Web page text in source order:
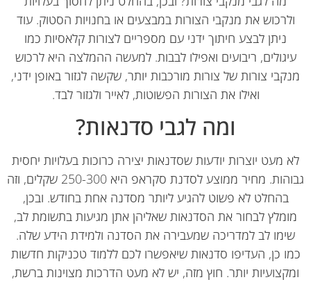
את מנקבי הצורות במבצעים או בחנויות הסטוק. עוד
ניתן לבצע חיתוך ידני עם מספריים לצורות קלאסיות כמו
ריבועים ואפילו לבבות. למעשה ההמלצה היא לרכוש
צורות של צורות מורכבות יותר, שקשה לגזור באופן ידני,
ואילו את הצורות הפשוטות, לאייר ולגזור לבד.
ומה לגבי סדנאות?
מעט יוצרות יודעות שסדנאות יצירה כרוכות בעלויות יחסית
גבוהות. מחיר ממוצע לסדנת סקראפ היא 250-300 שקלים, וזה
בהחלט לא פשוט להגיע ליותר מסדנה אחת בחודש. ובכן,
לבחור את הסדנאות שאליהן אתן מגיעות בתשומת לב,
לב למדריכה שמעבירה את הסדנה ולמידת הידע שלה.
כן, העדיפו סדנאות שיאפשרו לכם ללמוד טכניקות חדשות
יותר. חוץ מזה, יש לא מעט הדרכות מצוינות ברשת,